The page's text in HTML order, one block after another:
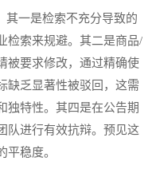
一是检索不充分导致的
检索来规避。其二是商品/
被要求修改，通过精确使
缺乏显著性被驳回，这需
独特性。其四是在公告期
队进行有效抗辩。预见这
稳度。